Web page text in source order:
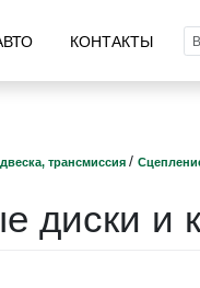
КОНТАКТЫ
трансмиссия /
диски и